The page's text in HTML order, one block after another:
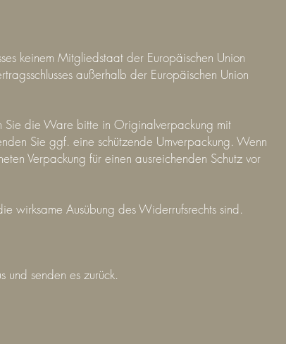
keinem Mitgliedstaat der Europäischen Union
außerhalb der Europäischen Union
Sie die Ware bitte in Originalverpackung mit
Sie ggf. eine schützende Umverpackung. Wenn
Verpackung für einen ausreichenden Schutz vor
wirksame Ausübung des Widerrufsrechts sind.
und senden es zurück.